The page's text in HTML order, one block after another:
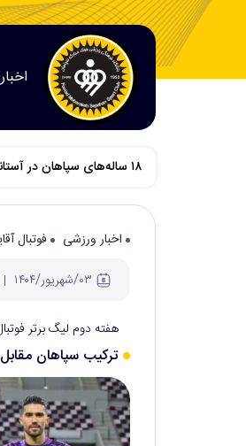
اخبار
اخبار ورزشی
فوتبال
هفته دوم لیگ برتر
ترکیب سپاهان